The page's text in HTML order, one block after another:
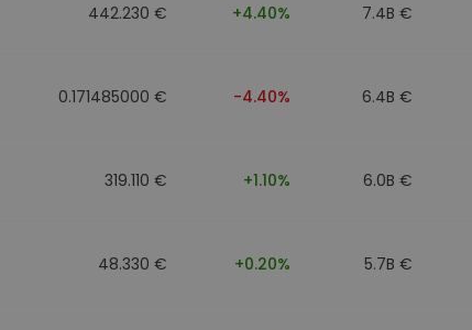
442.230 € +4.40% 7.4B €
0.171485000 € -4.40% 6.4B €
319.110 € +1.10% 6.0B €
48.330 € +0.20% 5.7B €